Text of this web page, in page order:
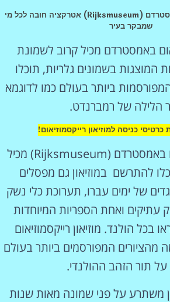
מוזיאון רייקסמוזיאום באמסטרדם (Rijksmuseum) אטרקציה חובה לכל מי
שמבקר בעיר
באמסטרדם מכיל קרוב לשמונת
המוצגות בשמונים גלריות, תוכלו
ביותר בעולם כמו לדוגמא
הלילה של רמברנדט.
כניסה למוזיאון רייקסמוזיאום!
מוזיאון רייקסמוזיאום באמסטרדם (Rijksmuseum) מכיל
להתרשם במוזיאון גם מפסלים
של ימים עברו, תערוכת כלי נשק
עתיקים ואחת הספריות המיוחדות
בכל הולנד. מוזיאון רייקסמוזיאום
המפורסמים ביותר בעולם
תור הזהב ההולנדי.
משתרע על פני שמונה מאות שנות